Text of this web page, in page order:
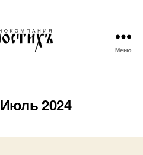
Меню
Июль 2024